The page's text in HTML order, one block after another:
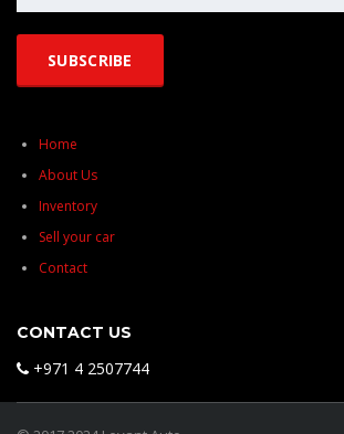
Home
About Us
Inventory
Sell your car
Contact
CONTACT US
+971 4 2507744